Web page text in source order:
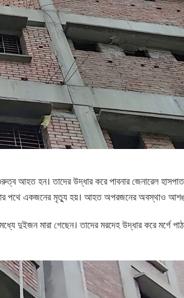
আহত হন। তাদের উদ্ধার করে পাবনার জেনারেল
পথে একজনের মৃত্যু হয়। আহত অপরজনের অবস্থাও
দুইজন মারা গেছেন। তাদের মরদেহ উদ্ধার করে মর্গে